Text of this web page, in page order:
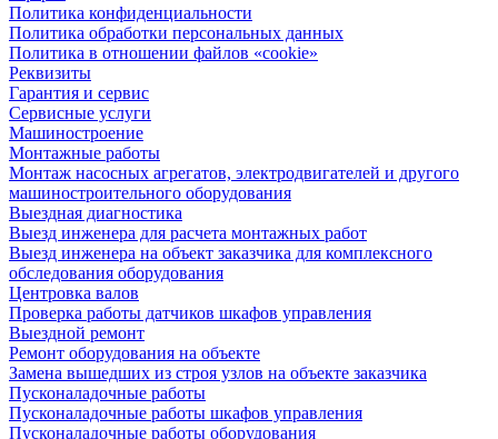
Политика конфиденциальности
Политика обработки персональных данных
Политика в отношении файлов «cookie»
Реквизиты
Гарантия и сервис
Сервисные услуги
Машиностроение
Монтажные работы
Монтаж насосных агрегатов, электродвигателей и другого
машиностроительного оборудования
Выездная диагностика
Выезд инженера для расчета монтажных работ
Выезд инженера на объект заказчика для комплексного
обследования оборудования
Центровка валов
Проверка работы датчиков шкафов управления
Выездной ремонт
Ремонт оборудования на объекте
Замена вышедших из строя узлов на объекте заказчика
Пусконаладочные работы
Пусконаладочные работы шкафов управления
Пусконаладочные работы оборудования